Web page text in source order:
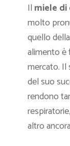
Il miele
molto
quello
alimento è
mercato.
del suo
rendono
altro